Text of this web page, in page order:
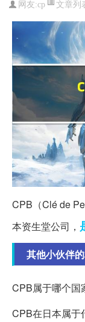
网友:cp 文章列
CPB（Clé de
本资生堂公司，
其他小伙伴
CPB属于哪个国
CPB在日本属于